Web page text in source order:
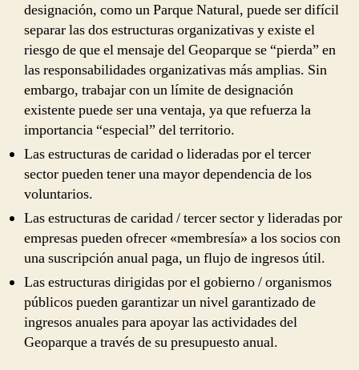
designación, como un Parque Natural, puede ser difícil
separar las dos estructuras organizativas y existe el
riesgo de que el mensaje del Geoparque se “pierda” en
las responsabilidades organizativas más amplias. Sin
embargo, trabajar con un límite de designación
existente puede ser una ventaja, ya que refuerza la
importancia “especial” del territorio.
Las estructuras de caridad o lideradas por el tercer
sector pueden tener una mayor dependencia de los
voluntarios.
Las estructuras de caridad / tercer sector y lideradas por
empresas pueden ofrecer «membresía» a los socios con
una suscripción anual paga, un flujo de ingresos útil.
Las estructuras dirigidas por el gobierno / organismos
públicos pueden garantizar un nivel garantizado de
ingresos anuales para apoyar las actividades del
Geoparque a través de su presupuesto anual.